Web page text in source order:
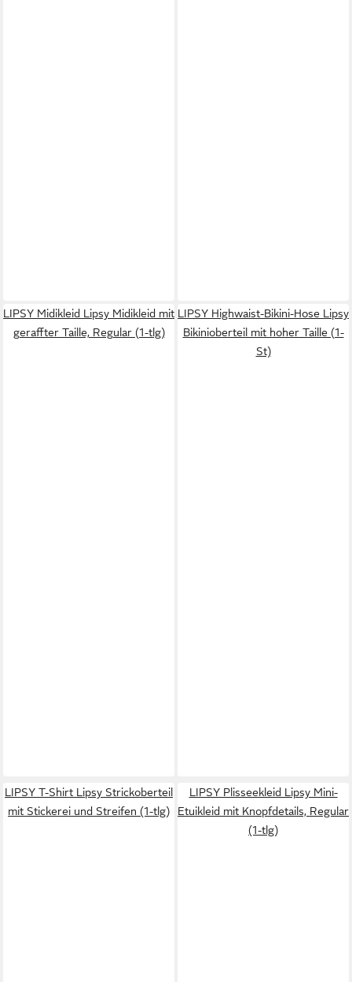
LIPSY Midikleid Lipsy Midikleid mit
geraffter Taille, Regular (1-tlg)
LIPSY Highwaist-Bikini-Hose Lipsy
Bikinioberteil mit hoher Taille (1-
St)
LIPSY T-Shirt Lipsy Strickoberteil
mit Stickerei und Streifen (1-tlg)
LIPSY Plisseekleid Lipsy Mini-
Etuikleid mit Knopfdetails, Regular
(1-tlg)